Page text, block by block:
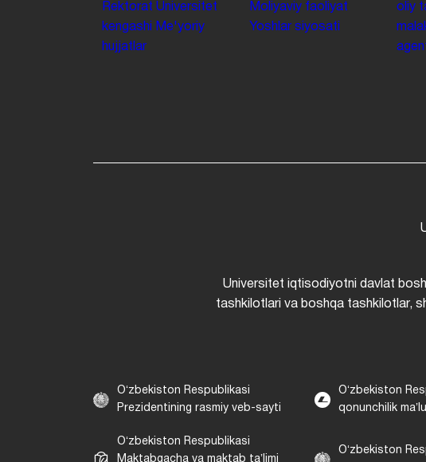
Rektorat Universitet
kengashi
Me'yoriy
hujjatlar
Moliyaviy faoliyat
Yoshlar siyosati
oliy
Universitet iqtisodiyotni davlat
tashkilotlari va boshqa tashkilotlar,
Oʻzbekiston Respublikasi
Prezidentining rasmiy veb-sayti
Oʻzbekiston
qonunchilik
Oʻzbekiston Respublikasi
Maktabgacha va maktab taʼlimi
Oʻzbekiston